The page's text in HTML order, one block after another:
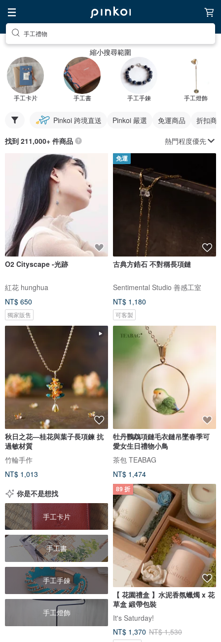
手工禮物
縮小搜尋範圍
手工卡片 手工書 手工手鍊 手工燈飾
Pinkoi 跨境直送 Pinkoi 嚴選 免運商品 折扣商
找到 211,000+ 件商品 熱門程度優先
O2 Cityscape -光跡
紅花 hunghua
NT$ 650
獨家販售
免運
古典方鋯石 不對稱長項鏈
Sentimental Studio 善感工室
NT$ 1,180
可客製
秋日之花—桂花與葉子長項鍊 抗
過敏材質
竹輪手作
NT$ 1,013
牡丹鸚鵡項鏈毛衣鏈吊墜春季可
愛女生日禮物小鳥
茶包 TEABAG
NT$ 1,474
你是不是想找
手工卡片
手工書
手工手鍊
手工燈飾
89 折
【 花園禮盒 】水泥香氛蠟燭 x 花
草盒 緞帶包裝
It's Saturday!
NT$ 1,370 NT$ 1,530